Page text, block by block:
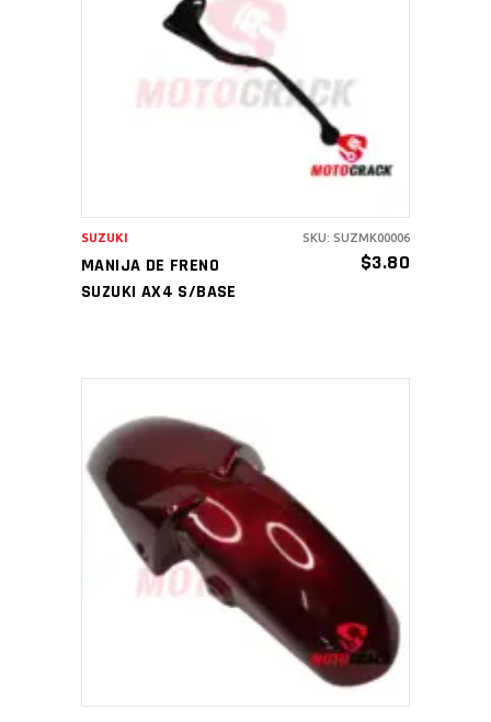
AÑADIR AL CARRITO
MANIJA DE FRENO
SUZUKI AX4 S/BASE
$3.80
SUZUKI SKU: SUZMK00006
AÑADIR AL CARRITO